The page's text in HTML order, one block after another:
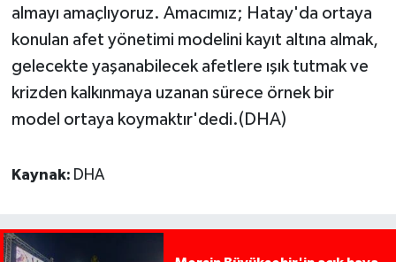
almayı amaçlıyoruz. Amacımız; Hatay'da ortaya
konulan afet yönetimi modelini kayıt altına almak,
gelecekte yaşanabilecek afetlere ışık tutmak ve
krizden kalkınmaya uzanan sürece örnek bir
model ortaya koymaktır'dedi.(DHA)
Kaynak: DHA